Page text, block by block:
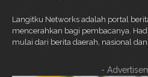
Langitku Networks adalah portal
mencerahkan bagi pembacanya.
mulai dari berita daerah, nasional
-